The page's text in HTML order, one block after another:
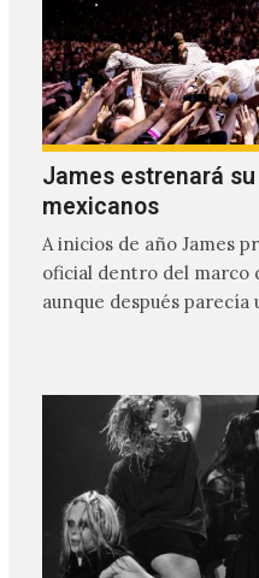
James estrenará
mexicanos
A inicios de año James
oficial dentro del marco
aunque después